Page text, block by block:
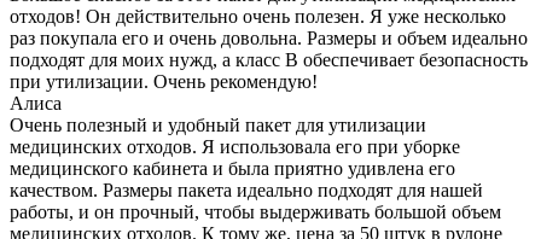
отходов! Он действительно очень полезен. Я уже несколько
раз покупала его и очень довольна. Размеры и объем идеально
подходят для моих нужд, а класс В обеспечивает безопасность
при утилизации. Очень рекомендую!
Алиса
Очень полезный и удобный пакет для утилизации
медицинских отходов. Я использовала его при уборке
медицинского кабинета и была приятно удивлена его
качеством. Размеры пакета идеально подходят для нашей
работы, и он прочный, чтобы выдерживать большой объем
медицинских отходов. К тому же, цена за 50 штук в рулоне